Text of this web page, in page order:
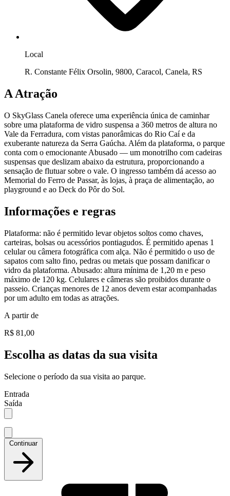
Local
R. Constante Félix Orsolin, 9800, Caracol, Canela, RS
A Atração
O SkyGlass Canela oferece uma experiência única de caminhar
sobre uma plataforma de vidro suspensa a 360 metros de altura no
Vale da Ferradura, com vistas panorâmicas do Rio Caí e da
exuberante natureza da Serra Gaúcha. Além da plataforma, o parque
conta com o emocionante Abusado — um monotrilho com cadeiras
suspensas que deslizam abaixo da estrutura, proporcionando a
sensação de flutuar sobre o vale. O ingresso também dá acesso ao
Memorial do Ferro de Passar, às lojas, à praça de alimentação, ao
playground e ao Deck do Pôr do Sol.
Informações e regras
Plataforma: não é permitido levar objetos soltos como chaves,
carteiras, bolsas ou acessórios pontiagudos. É permitido apenas 1
celular ou câmera fotográfica com alça. Não é permitido o uso de
sapatos com salto fino, pedras ou metais que possam danificar o
vidro da plataforma. Abusado: altura mínima de 1,20 m e peso
máximo de 120 kg. Celulares e câmeras são proibidos durante o
passeio. Crianças menores de 12 anos devem estar acompanhadas
por um adulto em todas as atrações.
A partir de
R$ 81,00
Escolha as datas da sua visita
Selecione o período da sua visita ao parque.
Entrada
Saída
Continuar